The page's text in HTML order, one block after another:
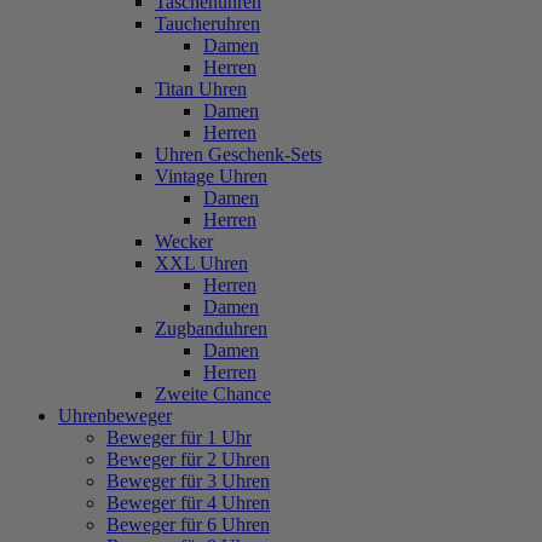
Taucheruhren
Damen
Herren
Titan Uhren
Damen
Herren
Uhren Geschenk-Sets
Vintage Uhren
Damen
Herren
Wecker
XXL Uhren
Herren
Damen
Zugbanduhren
Damen
Herren
Zweite Chance
Uhrenbeweger
Beweger für 1 Uhr
Beweger für 2 Uhren
Beweger für 3 Uhren
Beweger für 4 Uhren
Beweger für 6 Uhren